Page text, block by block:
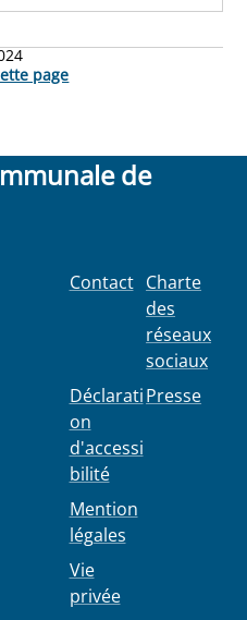
page
de
Contact
Déclarati
on
d'accessi
bilité
Mention
légales
Vie
privée
Charte
des
réseaux
sociaux
Presse